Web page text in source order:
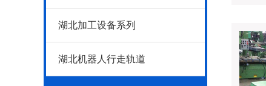
湖北加工设备系列
湖北机器人行走轨道